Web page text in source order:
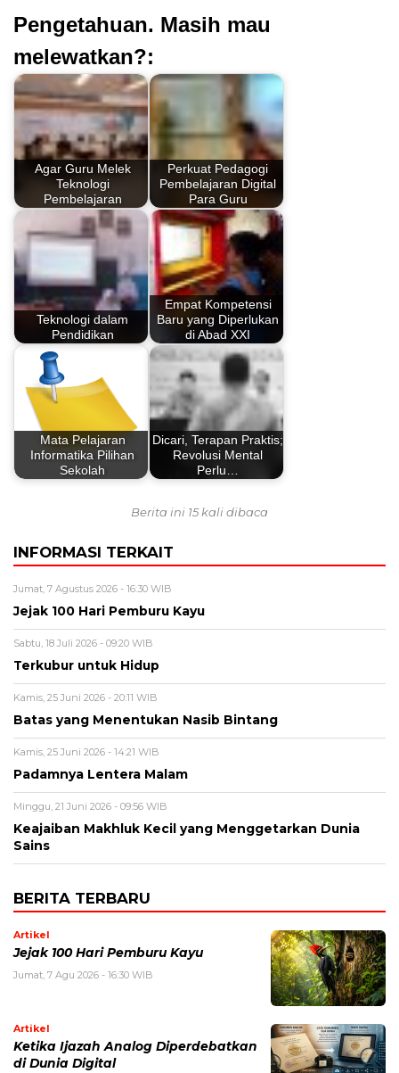
Pengetahuan. Masih mau
melewatkan?:
Agar Guru Melek
Teknologi
Pembelajaran
Perkuat Pedagogi
Pembelajaran Digital
Para Guru
Teknologi dalam
Pendidikan
Empat Kompetensi
Baru yang Diperlukan
di Abad XXI
Mata Pelajaran
Informatika Pilihan
Sekolah
Dicari, Terapan Praktis;
Revolusi Mental
Perlu…
Berita ini 15 kali dibaca
INFORMASI TERKAIT
Jumat, 7 Agustus 2026 - 16:30 WIB
Jejak 100 Hari Pemburu Kayu
Sabtu, 18 Juli 2026 - 09:20 WIB
Terkubur untuk Hidup
Kamis, 25 Juni 2026 - 20:11 WIB
Batas yang Menentukan Nasib Bintang
Kamis, 25 Juni 2026 - 14:21 WIB
Padamnya Lentera Malam
Minggu, 21 Juni 2026 - 09:56 WIB
Keajaiban Makhluk Kecil yang Menggetarkan Dunia
Sains
BERITA TERBARU
Artikel
Jejak 100 Hari Pemburu Kayu
Jumat, 7 Agu 2026 - 16:30 WIB
Artikel
Ketika Ijazah Analog Diperdebatkan
di Dunia Digital